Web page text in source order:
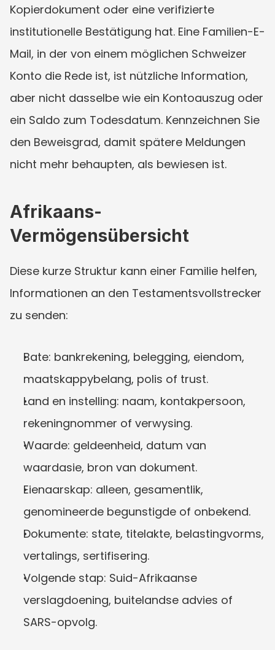
Kopierdokument oder eine verifizierte
institutionelle Bestätigung hat. Eine Familien-E-
Mail, in der von einem möglichen Schweizer
Konto die Rede ist, ist nützliche Information,
aber nicht dasselbe wie ein Kontoauszug oder
ein Saldo zum Todesdatum. Kennzeichnen Sie
den Beweisgrad, damit spätere Meldungen
nicht mehr behaupten, als bewiesen ist.
Afrikaans-
Vermögensübersicht
Diese kurze Struktur kann einer Familie helfen,
Informationen an den Testamentsvollstrecker
zu senden:
Bate: bankrekening, belegging, eiendom,
maatskappybelang, polis of trust.
Land en instelling: naam, kontakpersoon,
rekeningnommer of verwysing.
Waarde: geldeenheid, datum van
waardasie, bron van dokument.
Eienaarskap: alleen, gesamentlik,
genomineerde begunstigde of onbekend.
Dokumente: state, titelakte, belastingvorms,
vertalings, sertifisering.
Volgende stap: Suid-Afrikaanse
verslagdoening, buitelandse advies of
SARS-opvolg.